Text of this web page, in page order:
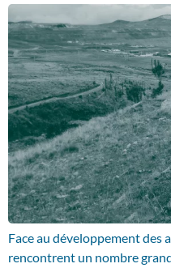
Face au développement des
rencontrent un nombre